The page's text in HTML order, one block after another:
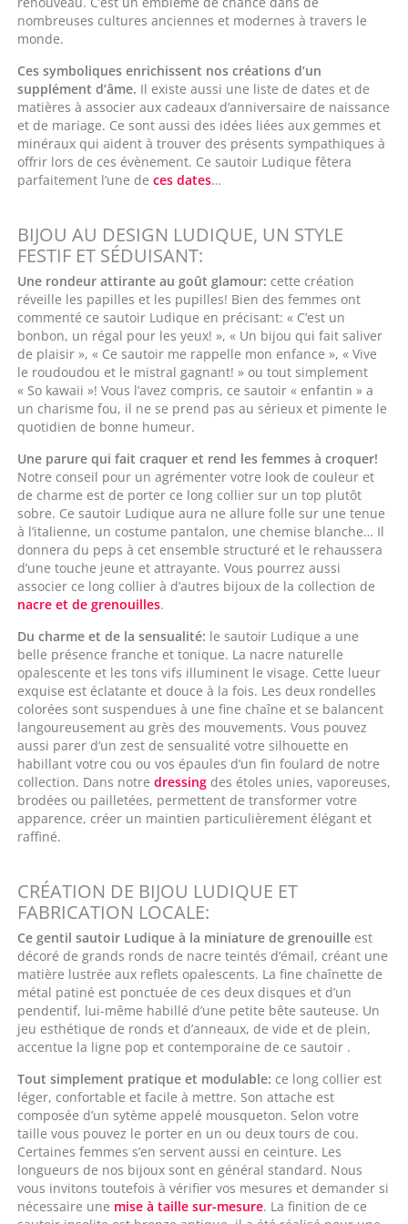
nombreuses cultures anciennes et modernes à travers le
monde.
Ces symboliques enrichissent nos créations d’un
supplément d’âme. Il existe aussi une liste de dates et de
matières à associer aux cadeaux d’anniversaire de naissance
et de mariage. Ce sont aussi des idées liées aux gemmes et
minéraux qui aident à trouver des présents sympathiques à
offrir lors de ces évènement. Ce sautoir Ludique fêtera
parfaitement l’une de ces dates…
BIJOU AU DESIGN LUDIQUE, UN STYLE
FESTIF ET SÉDUISANT:
Une rondeur attirante au goût glamour: cette création
réveille les papilles et les pupilles! Bien des femmes ont
commenté ce sautoir Ludique en précisant: « C’est un
bonbon, un régal pour les yeux! », « Un bijou qui fait saliver
de plaisir », « Ce sautoir me rappelle mon enfance », « Vive
le roudoudou et le mistral gagnant! » ou tout simplement
« So kawaii »! Vous l’avez compris, ce sautoir « enfantin » a
un charisme fou, il ne se prend pas au sérieux et pimente le
quotidien de bonne humeur.
Une parure qui fait craquer et rend les femmes à croquer!
Notre conseil pour un agrémenter votre look de couleur et
de charme est de porter ce long collier sur un top plutôt
sobre. Ce sautoir Ludique aura ne allure folle sur une tenue
à l’italienne, un costume pantalon, une chemise blanche… Il
donnera du peps à cet ensemble structuré et le rehaussera
d’une touche jeune et attrayante. Vous pourrez aussi
associer ce long collier à d’autres bijoux de la collection de
nacre et de grenouilles.
Du charme et de la sensualité: le sautoir Ludique a une
belle présence franche et tonique. La nacre naturelle
opalescente et les tons vifs illuminent le visage. Cette lueur
exquise est éclatante et douce à la fois. Les deux rondelles
colorées sont suspendues à une fine chaîne et se balancent
langoureusement au grès des mouvements. Vous pouvez
aussi parer d’un zest de sensualité votre silhouette en
habillant votre cou ou vos épaules d’un fin foulard de notre
collection. Dans notre dressingdes étoles unies, vaporeuses,
brodées ou pailletées, permettent de transformer votre
apparence, créer un maintien particulièrement élégant et
raffiné.
CRÉATION DE BIJOU LUDIQUE ET
FABRICATION LOCALE:
Ce gentil sautoir Ludique à la miniature de grenouilleest
décoré de grands ronds de nacre teintés d’émail, créant une
matière lustrée aux reflets opalescents. La fine chaînette de
métal patiné est ponctuée de ces deux disques et d’un
pendentif, lui-même habillé d’une petite bête sauteuse. Un
jeu esthétique de ronds et d’anneaux, de vide et de plein,
accentue la ligne pop et contemporaine de ce sautoir .
Tout simplement pratique et modulable: ce long collier est
léger, confortable et facile à mettre. Son attache est
composée d’un sytème appelé mousqueton. Selon votre
taille vous pouvez le porter en un ou deux tours de cou.
Certaines femmes s’en servent aussi en ceinture. Les
longueurs de nos bijoux sont en général standard. Nous
vous invitons toutefois à vérifier vos mesures et demander si
nécessaire une mise à taille sur-mesure. La finition de ce